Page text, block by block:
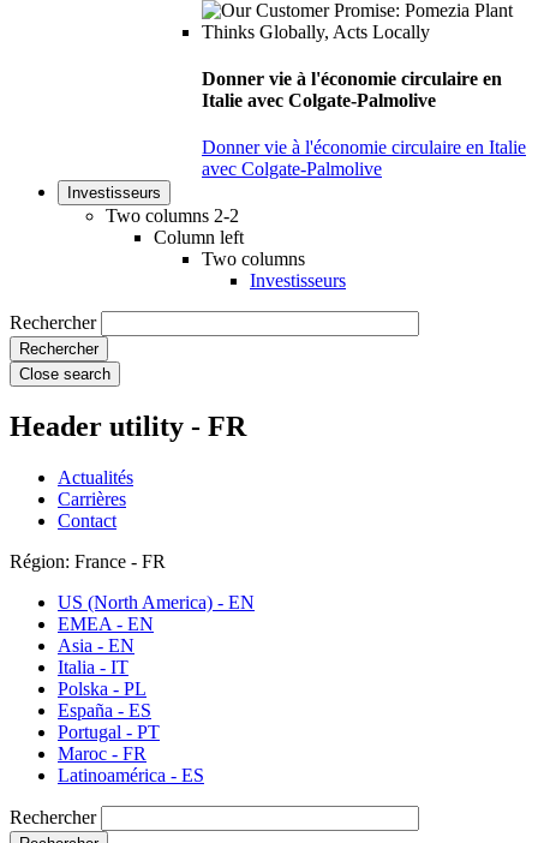
Donner vie à l'économie circulaire en
Italie avec Colgate-Palmolive
Donner vie à l'économie circulaire en Italie
avec Colgate-Palmolive
Investisseurs
Two columns 2-2
Column left
Two columns
Investisseurs
Rechercher
Close search
Header utility - FR
Actualités
Carrières
Contact
Région: France - FR
US (North America) - EN
EMEA - EN
Asia - EN
Italia - IT
Polska - PL
España - ES
Portugal - PT
Maroc - FR
Latinoamérica - ES
Rechercher